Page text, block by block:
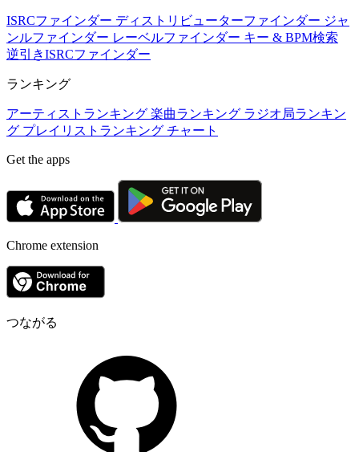
ISRCファインダー ディストリビューターファインダー ジャ
ンルファインダー レーベルファインダー キー & BPM検索
逆引きISRCファインダー
ランキング
アーティストランキング 楽曲ランキング ラジオ局ランキン
グ プレイリストランキング チャート
Get the apps
Chrome extension
つながる